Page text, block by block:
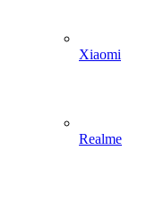
Xiaomi
Realme